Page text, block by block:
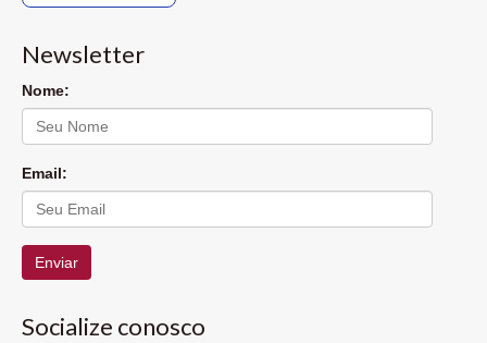
Newsletter
Nome:
Email:
Enviar
Socialize conosco